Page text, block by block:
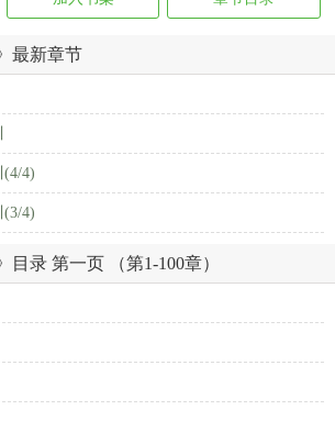
最新章节
(4/4)
(3/4)
目录 第一页 （第1-100章）